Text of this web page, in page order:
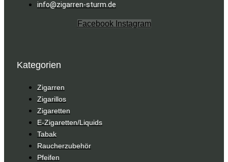
info@zigarren-sturm.de
Facebook Instagram
Kategorien
Zigarren
Zigarillos
Zigaretten
E-Zigaretten/Liquids
Tabak
Raucherzubehör
Pfeifen